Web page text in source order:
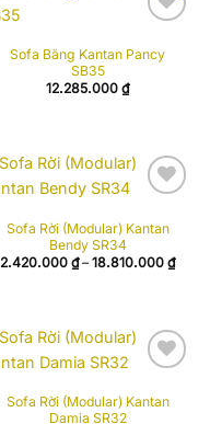
wishlist
Sofa Băng Kantan Pancy
SB35
12.285.000 ₫
wishlist
Sofa Rời (Modular) Kantan
Bendy SR34
2.420.000 ₫ – 18.810.000 ₫
giá:
wishlist
Sofa Rời (Modular) Kantan
Damia SR32